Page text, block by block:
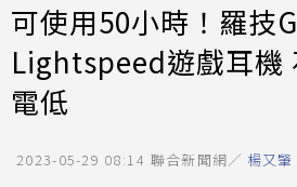
可使用50小時！羅技
Lightspeed遊戲耳機
電低
2023-05-29 08:14 聯合新聞網／ 楊又肇